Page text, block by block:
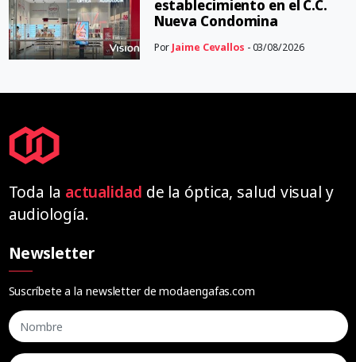
establecimiento en el C.C.
Nueva Condomina
Por Jaime Cevallos - 03/08/2026
Toda la actualidad de la óptica, salud visual y
audiología.
Newsletter
Suscríbete a la newsletter de modaengafas.com